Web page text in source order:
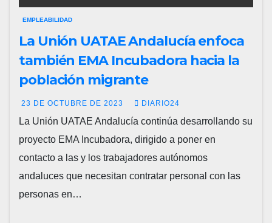
EMPLEABILIDAD
La Unión UATAE Andalucía enfoca
también EMA Incubadora hacia la
población migrante
23 DE OCTUBRE DE 2023 DIARIO24
La Unión UATAE Andalucía continúa desarrollando su
proyecto EMA Incubadora, dirigido a poner en
contacto a las y los trabajadores autónomos
andaluces que necesitan contratar personal con las
personas en…